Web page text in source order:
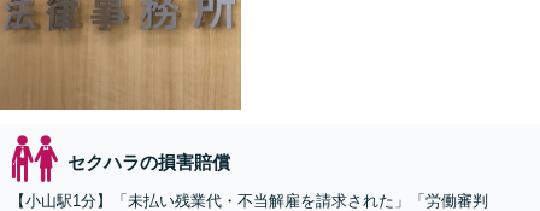
セクハラの損害賠償
【小山駅1分】「未払い残業代・不当解雇を請求された」「労働審判